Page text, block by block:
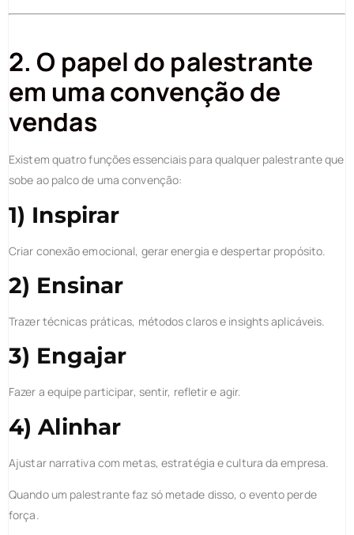
2. O papel do palestrante
em uma convenção de
vendas
Existem quatro funções essenciais para qualquer palestrante que
sobe ao palco de uma convenção:
1) Inspirar
Criar conexão emocional, gerar energia e despertar propósito.
2) Ensinar
Trazer técnicas práticas, métodos claros e insights aplicáveis.
3) Engajar
Fazer a equipe participar, sentir, refletir e agir.
4) Alinhar
Ajustar narrativa com metas, estratégia e cultura da empresa.
Quando um palestrante faz só metade disso, o evento perde
força.